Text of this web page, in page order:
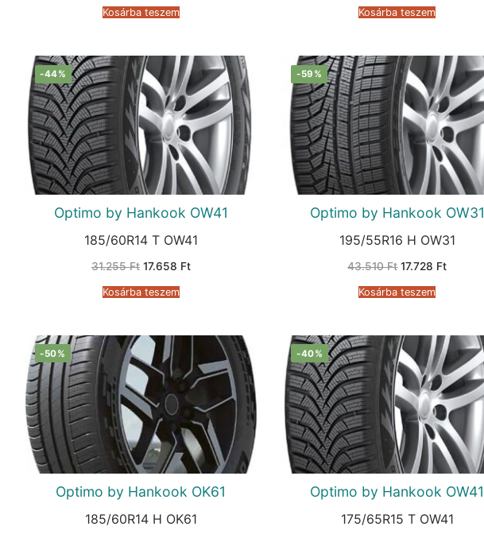
was:
28.677 Ft.
Kosárba teszem
was:
34.341 Ft.
Kosárba teszem
-44%
Optimo by Hankook OW41
185/60R14 T OW41
31.255Ft Original
was:
31.255 Ft.
17.658 FtCurrent
Kosárba teszem
-59%
Optimo by Hankook OW31
195/55R16 H OW31
43.510Ft Original
was:
43.510 Ft.
17.728 FtCurrent
Kosárba teszem
-50%
Optimo by Hankook OK61
185/60R14 H OK61
-40%
Optimo by Hankook OW41
175/65R15 T OW41